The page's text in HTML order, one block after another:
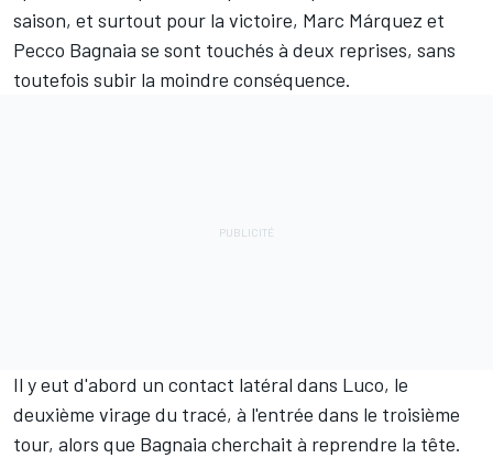
saison, et surtout pour la victoire, Marc Márquez et
Pecco Bagnaia se sont touchés à deux reprises, sans
toutefois subir la moindre conséquence.
Il y eut d'abord un contact latéral dans Luco, le
deuxième virage du tracé, à l'entrée dans le troisième
tour, alors que Bagnaia cherchait à reprendre la tête.